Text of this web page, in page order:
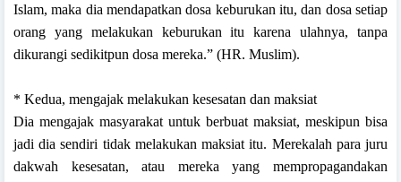
Islam, maka dia mendapatkan dosa keburukan itu, dan dosa setiap
orang yang melakukan keburukan itu karena ulahnya, tanpa
dikurangi sedikitpun dosa mereka.” (HR. Muslim).
* Kedua, mengajak melakukan kesesatan dan maksiat
Dia mengajak masyarakat untuk berbuat maksiat, meskipun bisa
jadi dia sendiri tidak melakukan maksiat itu. Merekalah para juru
dakwah kesesatan, atau mereka yang mempropagandakan